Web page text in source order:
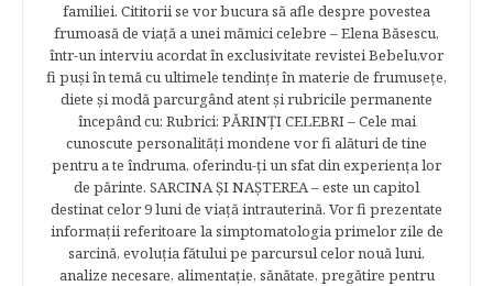
familiei. Cititorii se vor bucura să afle despre povestea
frumoasă de viață a unei mămici celebre – Elena Băsescu,
într-un interviu acordat în exclusivitate revistei Bebelu,vor
fi puşi în temă cu ultimele tendinţe în materie de frumuseţe,
diete şi modă parcurgând atent şi rubricile permanente
începând cu: Rubrici: PĂRINŢI CELEBRI – Cele mai
cunoscute personalităţi mondene vor fi alături de tine
pentru a te îndruma, oferindu-ţi un sfat din experienţa lor
de părinte. SARCINA ŞI NAŞTEREA – este un capitol
destinat celor 9 luni de viaţă intrauterină. Vor fi prezentate
informaţii referitoare la simptomatologia primelor zile de
sarcină, evoluţia fătului pe parcursul celor nouă luni,
analize necesare, alimentaţie, sănătate, pregătire pentru